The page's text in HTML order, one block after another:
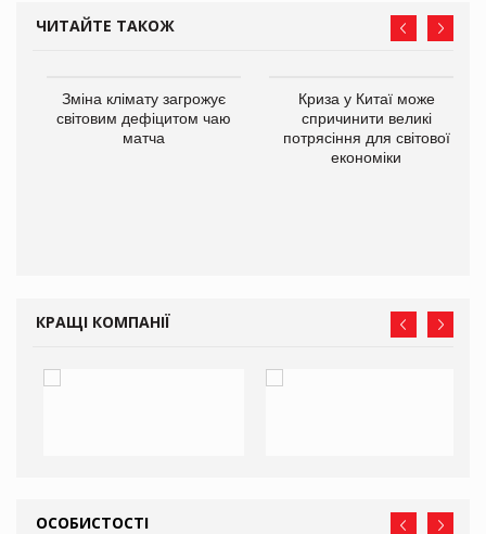
ЧИТАЙТЕ ТАКОЖ
Зміна клімату загрожує
світовим дефіцитом чаю
матча
Криза у Китаї може
спричинити великі
потрясіння для світової
економіки
КРАЩІ КОМПАНІЇ
ОСОБИСТОСТІ